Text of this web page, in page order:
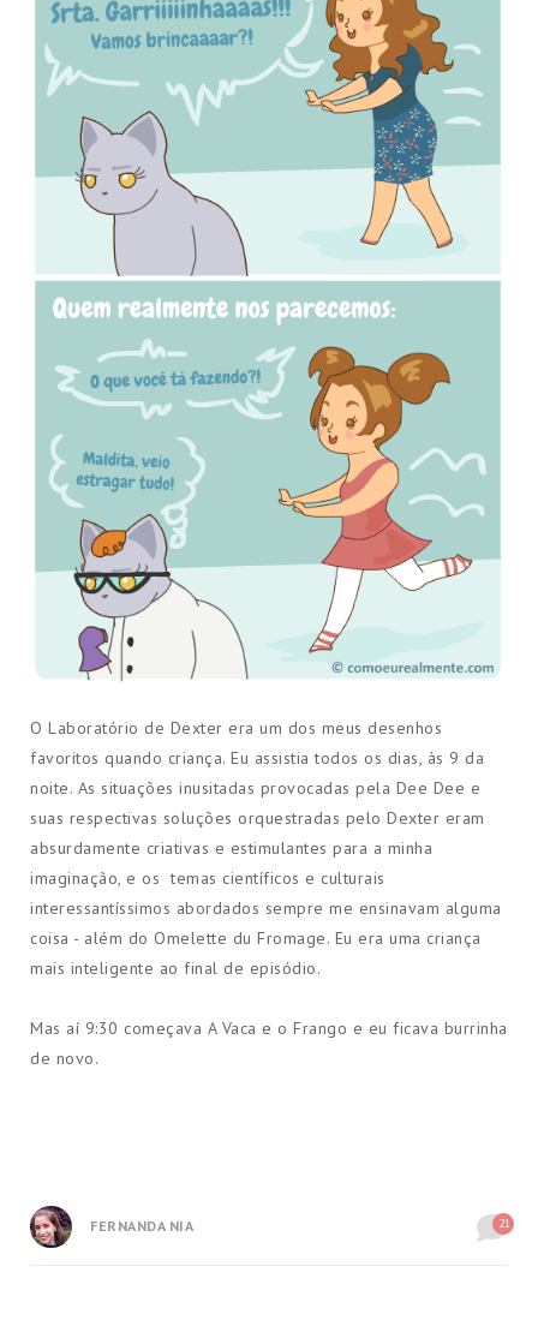
O Laboratório de Dexter era um dos meus desenhos
favoritos quando criança. Eu assistia todos os dias, às 9 da
noite. As situações inusitadas provocadas pela Dee Dee e
suas respectivas soluções orquestradas pelo Dexter eram
absurdamente criativas e estimulantes para a minha
imaginação, e os temas científicos e culturais
interessantíssimos abordados sempre me ensinavam alguma
coisa - além do Omelette du Fromage. Eu era uma criança
mais inteligente ao final de episódio.
Mas aí 9:30 começava A Vaca e o Frango e eu ficava burrinha
de novo.
FERNANDA NIA 21